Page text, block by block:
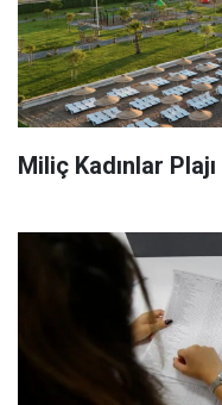
Miliç Kadınlar